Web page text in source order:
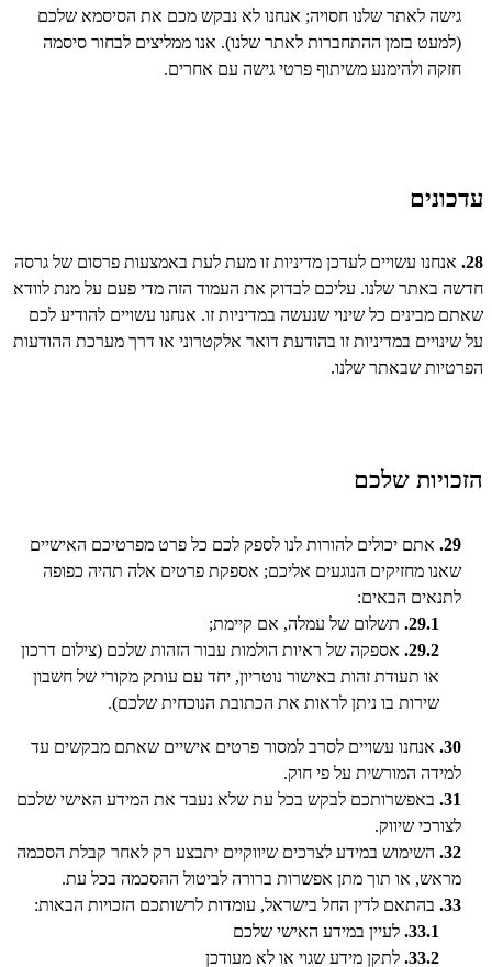
גישה לאתר שלנו חסויה; אנחנו לא נבקש מכם את הסיסמא שלכם
(למעט בזמן ההתחברות לאתר שלנו). אנו ממליצים לבחור סיסמה
חזקה ולהימנע משיתוף פרטי גישה עם אחרים.
עדכונים
28. אנחנו עשויים לעדכן מדיניות זו מעת לעת באמצעות פרסום של גרסה
חדשה באתר שלנו. עליכם לבדוק את העמוד הזה מדי פעם על מנת לוודא
שאתם מבינים כל שינוי שנעשה במדיניות זו. אנחנו עשויים להודיע לכם
על שינויים במדיניות זו בהודעת דואר אלקטרוני או דרך מערכת ההודעות
הפרטיות שבאתר שלנו.
הזכויות שלכם
29. אתם יכולים להורות לנו לספק לכם כל פרט מפרטיכם האישיים
שאנו מחזיקים הנוגעים אליכם; אספקת פרטים אלה תהיה כפופה
לתנאים הבאים:
29.1. תשלום של עמלה, אם קיימת;
29.2. אספקה של ראיות הולמות עבור הזהות שלכם (צילום דרכון
או תעודת זהות באישור נוטריון, יחד עם עותק מקורי של חשבון
שירות בו ניתן לראות את הכתובת הנוכחית שלכם).
30. אנחנו עשויים לסרב למסור פרטים אישיים שאתם מבקשים עד
למידה המורשית על פי חוק.
31. באפשרותכם לבקש בכל עת שלא נעבד את המידע האישי שלכם
לצורכי שיווק.
32. השימוש במידע לצרכים שיווקיים יתבצע רק לאחר קבלת הסכמה
מראש, או תוך מתן אפשרות ברורה לביטול ההסכמה בכל עת.
33. בהתאם לדין החל בישראל, עומדות לרשותכם הזכויות הבאות:
33.1. לעיין במידע האישי שלכם
33.2. לתקן מידע שגוי או לא מעודכן